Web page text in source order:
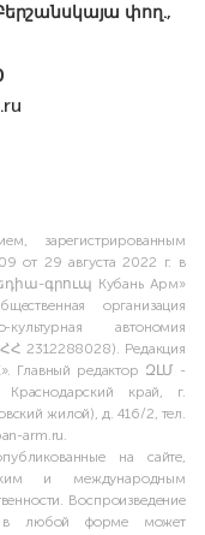
փող.,
зарегистрированным
29 августа 2022 г. в
գրուպ Кубань Арм»
организация
автономия
2312288028). Редакция
Главный редактор ԶԼՄ -
край, г.
жилой), д. 416/2, тел.
arm.ru.
на сайте,
и международным
Воспроизведение
в любой форме может